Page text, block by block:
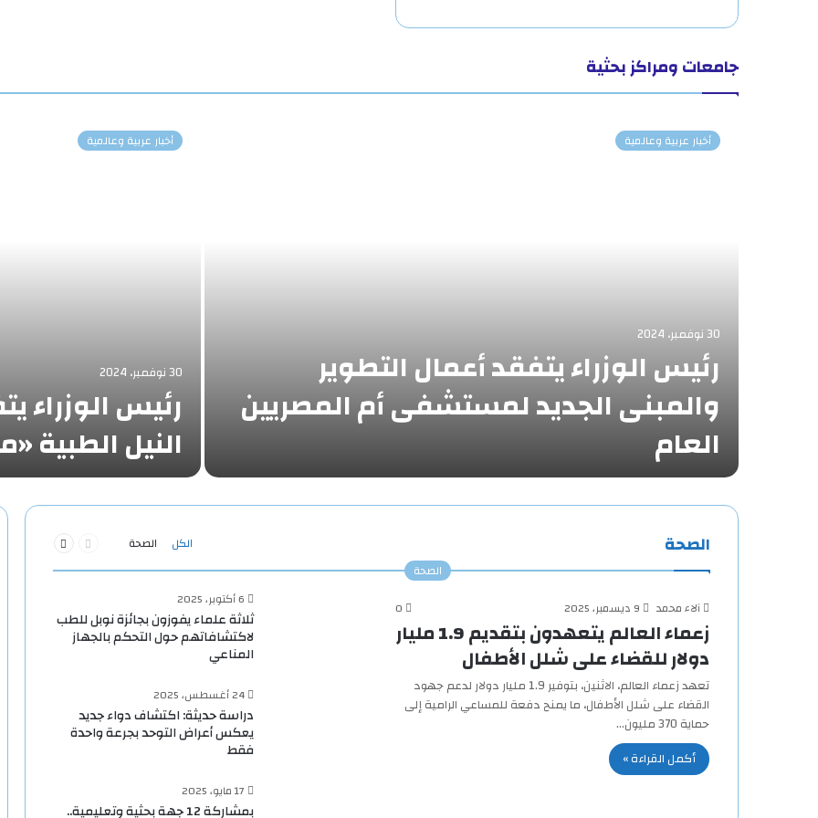
جامعات ومراكز بحثية
أخبار عربية وعالمية
30 نوفمبر، 2024
رئيس الوزراء يتفقد أعمال التطوير
والمبنى الجديد لمستشفى أم المصريين
العام
أخبار عربية وعالمية
30 نوفمبر، 2024
رئيس الوزراء
النيل
الصحة الكل الصحة
الصفحة
الصحة
آلاء محمد
9 ديسمبر، 2025 0
زعماء العالم يتعهدون بتقديم 1.9 مليار
دولار للقضاء على شلل الأطفال
تعهد زعماء العالم، الاثنين، بتوفير 1.9 مليار دولار لدعم جهود
القضاء على شلل الأطفال، ما يمنح دفعة للمساعي الرامية إلى
حماية 370 مليون…
أكمل القراءة »
6 أكتوبر، 2025
ثلاثة علماء يفوزون بجائزة نوبل للطب
لاكتشافاتهم حول التحكم بالجهاز
المناعي
24 أغسطس، 2025
دراسة حديثة: اكتشاف دواء جديد
يعكس أعراض التوحد بجرعة واحدة
فقط
17 مايو، 2025
بمشاركة 12 جهة بحثية وتعليمية..